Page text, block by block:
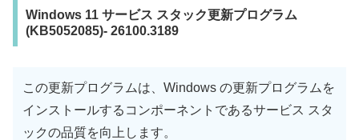
Windows 11 サービス スタック更新プログラム
(KB5052085)- 26100.3189
この更新プログラムは、Windows の更新プログラムを
インストールするコンポーネントであるサービス スタ
ックの品質を向上します。